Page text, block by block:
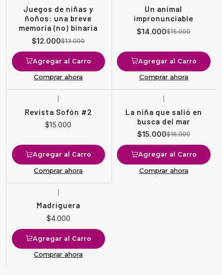
Juegos de niñas y
ñoños: una breve
memoria (no) binaria
$12.000$13.000
Agregar al Carro
Comprar ahora
Un animal
impronunciable
$14.000$15.000
Agregar al Carro
Comprar ahora
Revista Sofón #2
$15.000
Agregar al Carro
Comprar ahora
La niña que salió en
busca del mar
$15.000$16.000
Agregar al Carro
Comprar ahora
Madriguera
$4.000
Agregar al Carro
Comprar ahora